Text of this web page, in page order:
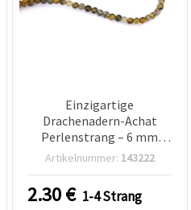
Einzigartige
Drachenadern-Achat
Perlenstrang – 6 mm
Rund, ca. 31 Stück, ideal
Schmuckherstellung &
stilvolle DIY-Designs
Artikelnummer: 143222
2.30€ 1-4 Strang